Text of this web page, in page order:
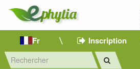
Fr Inscription